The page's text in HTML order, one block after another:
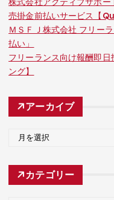
売掛金前払いサービス【
ＭＳＦＪ株式会社 フリー
払い」
フリーランス向け報酬即
ング】
アーカイブ
カ
カテゴリー